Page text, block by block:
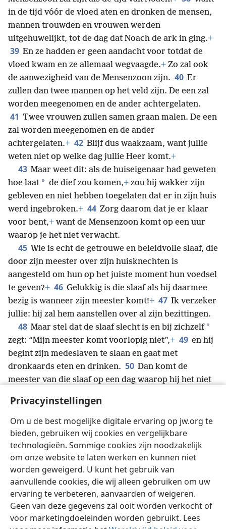
Privacyinstellingen
Om u de best mogelijke digitale ervaring op jw.org te
bieden, gebruiken wij cookies en vergelijkbare
technologieën. Sommige cookies zijn noodzakelijk
om onze website te laten werken en kunnen niet
worden geweigerd. U kunt het gebruik van
aanvullende cookies, die wij alleen gebruiken om uw
ervaring te verbeteren, aanvaarden of weigeren.
Geen van deze gegevens zal ooit worden verkocht of
voor marketingdoeleinden worden gebruikt. Lees
in de tijd vóór de vloed aten en dronken de mensen,
mannen trouwden en vrouwen werden
uitgehuwelijkt, tot de dag dat Noach de ark in ging.+
39 En ze hadden er geen aandacht voor totdat de
vloed kwam en ze allemaal wegvaagde.+ Zo zal ook
de aanwezigheid van de Mensenzoon zijn. 40 Er
zullen dan twee mannen op het veld zijn. De een zal
worden meegenomen en de ander achtergelaten.
41 Twee vrouwen zullen samen graan malen. De een
zal worden meegenomen en de ander
achtergelaten.+ 42 Blijf dus waakzaam, want jullie
weten niet op welke dag jullie Heer komt.+
43 Maar weet dit: als de huiseigenaar had geweten
hoe laat * de dief zou komen,+ zou hij wakker zijn
gebleven en niet hebben toegelaten dat er in zijn huis
werd ingebroken.+ 44 Zorg daarom dat je er klaar
voor bent,+ want de Mensenzoon komt op een uur
waarop je het niet verwacht.
45 Wie is echt de getrouwe en beleidvolle slaaf, die
door zijn meester over zijn huisknechten is
aangesteld om hun op het juiste moment hun voedsel
te geven?+ 46 Gelukkig is die slaaf als hij daarmee
bezig is wanneer zijn meester komt!+ 47 Ik verzeker
jullie: hij zal hem aanstellen over al zijn bezittingen.
48 Maar stel dat de slaaf slecht is en bij zichzelf *
zegt: “Mijn meester komt voorlopig niet”,+ 49 en hij
begint zijn medeslaven te slaan en gaat met
dronkaards eten en drinken. 50 Dan komt de
meester van die slaaf op een dag waarop hij het niet
zal hem heel zwaar straffen en hem hetzelfde lot
laten ondergaan als de huichelaars. Daar zal hij
jammeren en knarsetanden.+
Nederlands Delen Instellingen
Copyright © 2026 Watch Tower Bible and Tract Society of Pennsylvania
Gebruiksvoorwaarden Privacybeleid
Privacyinstellingen
JW.ORG
Inloggen